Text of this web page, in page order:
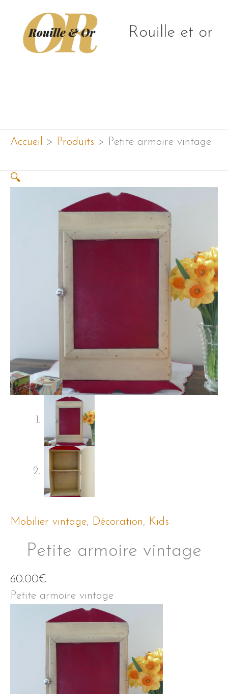
contenu
Rouille et or
principal
Accueil Produits Petite armoire vintage
🔍
Mobilier vintage, Décoration, Kids
Petite armoire vintage
60.00€
Petite armoire vintage